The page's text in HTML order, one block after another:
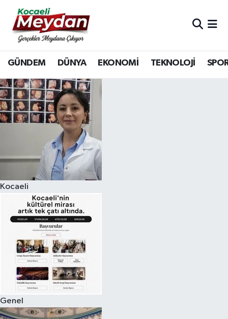
GÜNDEM DÜNYA EKONOMİ TEKNOLOJİ
Kocaeli
Genel
Nöbetçi Eczaneler
Hava Durumu
Trafik Durumu
Süper Lig Puan Durumu ve Fikstür
Tüm Manşetler
Son Dakika Haberleri
Haber Arşivi